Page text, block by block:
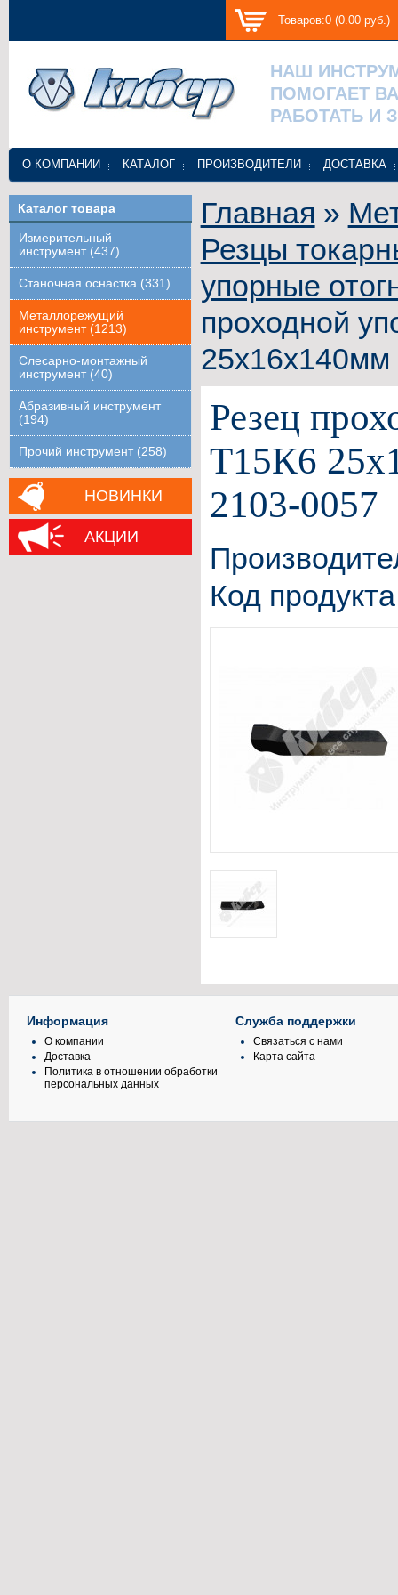
Товаров:0 (0.00 руб.)
НАШ
ПОМОГАЕТ
РАБОТАТЬ И
О КОМПАНИИ КАТАЛОГ ПРОИЗВОДИТЕЛИ ДОСТАВКА
Каталог товара
Измерительный
инструмент (437)
Станочная оснастка (331)
Металлорежущий
инструмент (1213)
Слесарно-монтажный
инструмент (40)
Абразивный инструмент
(194)
Прочий инструмент (258)
НОВИНКИ
АКЦИИ
Главная »
Резцы
упорные
проходной
Резец
Т15К6
2103-0057
Код
Информация
О компании
Доставка
Политика в отношении обработки
персональных данных
Служба поддержки
Связаться с нами
Карта сайта